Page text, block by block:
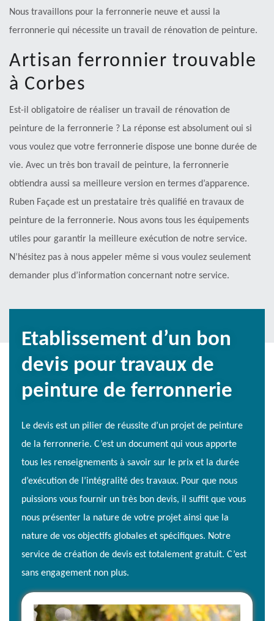
Nous travaillons pour la ferronnerie neuve et aussi la
ferronnerie qui nécessite un travail de rénovation de peinture.
Artisan ferronnier trouvable
à Corbes
Est-il obligatoire de réaliser un travail de rénovation de
peinture de la ferronnerie ? La réponse est absolument oui si
vous voulez que votre ferronnerie dispose une bonne durée de
vie. Avec un très bon travail de peinture, la ferronnerie
obtiendra aussi sa meilleure version en termes d’apparence.
Ruben Façade est un prestataire très qualifié en travaux de
peinture de la ferronnerie. Nous avons tous les équipements
utiles pour garantir la meilleure exécution de notre service.
N’hésitez pas à nous appeler même si vous voulez seulement
demander plus d’information concernant notre service.
Etablissement d’un bon
devis pour travaux de
peinture de ferronnerie
Le devis est un pilier de réussite d’un projet de peinture
de la ferronnerie. C’est un document qui vous apporte
tous les renseignements à savoir sur le prix et la durée
d’exécution de l’intégralité des travaux. Pour que nous
puissions vous fournir un très bon devis, il suffit que vous
nous présenter la nature de votre projet ainsi que la
nature de vos objectifs globales et spécifiques. Notre
service de création de devis est totalement gratuit. C’est
sans engagement non plus.